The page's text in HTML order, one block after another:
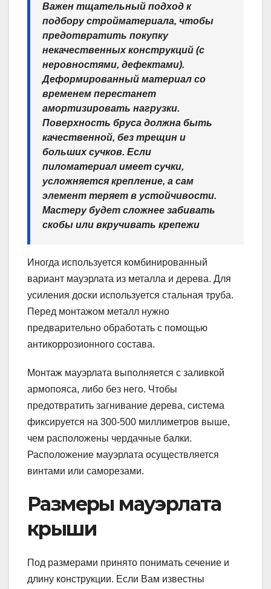
Важен тщательный подход к
подбору стройматериала, чтобы
предотвратить покупку
некачественных конструкций (с
неровностями, дефектами).
Деформированный материал со
временем перестанет
амортизировать нагрузки.
Поверхность бруса должна быть
качественной, без трещин и
больших сучков. Если
пиломатериал имеет сучки,
усложняется крепление, а сам
элемент теряет в устойчивости.
Мастеру будет сложнее забивать
скобы или вкручивать крепежи
Иногда используется комбинированный
вариант мауэрлата из металла и дерева. Для
усиления доски используется стальная труба.
Перед монтажом металл нужно
предварительно обработать с помощью
антикоррозионного состава.
Монтаж мауэрлата выполняется с заливкой
армопояса, либо без него. Чтобы
предотвратить загнивание дерева, система
фиксируется на 300-500 миллиметров выше,
чем расположены чердачные балки.
Расположение мауэрлата осуществляется
винтами или саморезами.
Размеры мауэрлата
крыши
Под размерами принято понимать сечение и
длину конструкции. Если Вам известны